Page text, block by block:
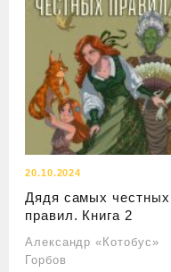
20.10.2024
Дядя самых честных
правил. Книга 2
Александр «Котобус»
Горбов